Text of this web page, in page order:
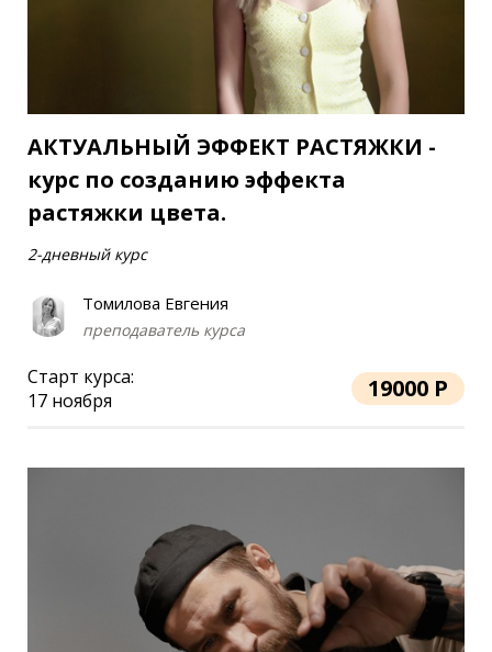
АКТУАЛЬНЫЙ ЭФФЕКТ РАСТЯЖКИ -
курс по созданию эффекта
растяжки цвета.
2-дневный курс
Томилова Евгения
преподаватель курса
Старт курса:
17 ноября
19000 Р